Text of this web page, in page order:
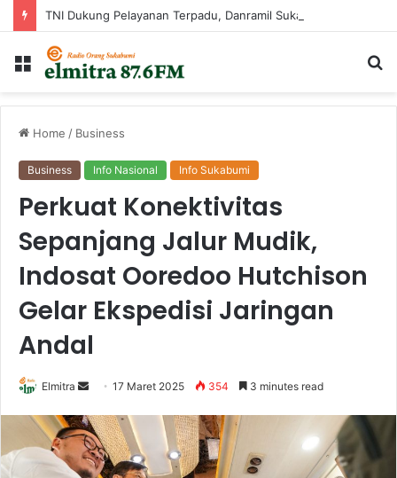
Menu
Home / Business
Business Info Nasional Info Sukabumi
Perkuat Konektivitas
Sepanjang Jalur Mudik,
Indosat Ooredoo Hutchison
Gelar Ekspedisi Jaringan
Andal
Elmitra
Send
email
17 Maret 2025 354 3 minutes read